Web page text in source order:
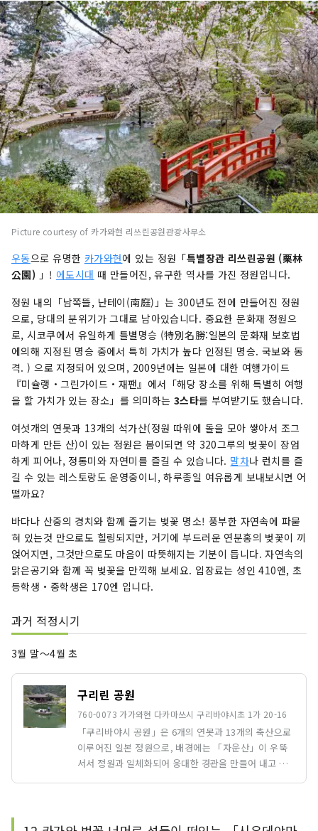
Picture courtesy of 카가와현 리쓰린공원관광사무소
우동으로 유명한 카가와현에 있는 정원「특별장관 리쓰린공원 (栗林
公園) 」! 에도시대 때 만들어진, 유구한 역사를 가진 정원입니다.
정원 내의「남쪽뜰, 난테이(南庭) 」는 300년도 전에 만들어진 정원
으로, 당대의 분위기가 그대로 남아있습니다. 중요한 문화재 정원으
로, 시코쿠에서 유일하게 틀별명승 (特別名勝:일본의 문화재 보호법
에의해 지정된 명승 중에서 특히 가치가 높다 인정된 명승. 국보와 동
격. ) 으로 지정되어 있으며, 2009년에는 일본에 대한 여행가이드
『미슐랭・그린가이드・재팬』에서「해당 장소를 위해 특별히 여행
을 할 가치가 있는 장소」를 의미하는 3스타를 부여받기도 했습니다.
여섯개의 연못과 13개의 석가산(정원 따위에 돌을 모아 쌓아서 조그
마하게 만든 산)이 있는 정원은 봄이되면 약 320그루의 벚꽃이 장엄
하게 피어나, 정통미와 자연미를 즐길 수 있습니다. 말차나 런치를 즐
길 수 있는 레스토랑도 운영중이니, 하루종일 여유롭게 보내보시면 어
떨까요?
바다나 산중의 경치와 함께 즐기는 벚꽃 명소! 풍부한 자연속에 파묻
혀 있는것 만으로도 힐링되지만, 거기에 부드러운 연분홍의 벚꽃이 끼
얹어지면, 그것만으로도 마음이 따뜻해지는 기분이 듭니다. 자연속의
맑은공기와 함께 꼭 벚꽃을 만끽해 보세요. 입장료는 성인 410엔, 초
등학생・중학생은 170엔 입니다.
과거 적정시기
3월 말〜4월 초
구리린 공원
760-0073 가가와현 다카마쓰시 구리바야시초 1가 20-16
「쿠리바야시 공원」은 6개의 연못과 13개의 축산으로
이루어진 일본 정원으로, 배경에는 「자운산」이 우뚝
서서 정원과 일체화되어 웅대한 경관을 만들어 내고 있